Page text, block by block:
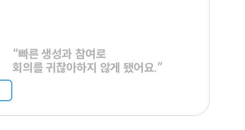
“빠른 생성과 참여로
회의를 귀찮아하지 않게 됐어요.”